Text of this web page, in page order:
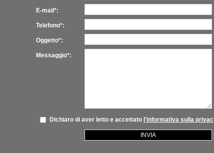
E-mail*:
Telefono*:
Oggetto*:
Messaggio*:
Dichiaro di aver letto e accettato l'informativa sulla